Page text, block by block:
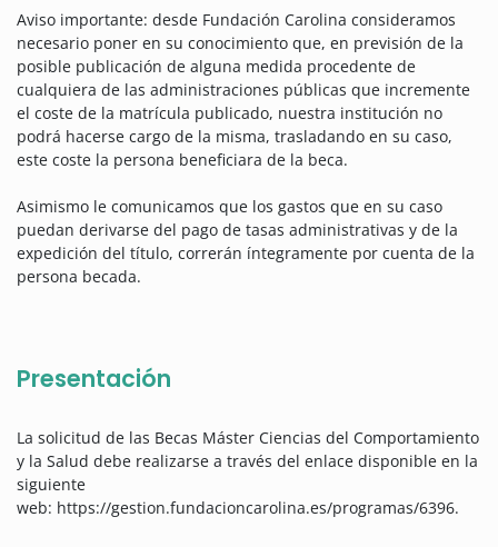
Aviso importante: desde Fundación Carolina consideramos
necesario poner en su conocimiento que, en previsión de la
posible publicación de alguna medida procedente de
cualquiera de las administraciones públicas que incremente
el coste de la matrícula publicado, nuestra institución no
podrá hacerse cargo de la misma, trasladando en su caso,
este coste la persona beneficiara de la beca.
Asimismo le comunicamos que los gastos que en su caso
puedan derivarse del pago de tasas administrativas y de la
expedición del título, correrán íntegramente por cuenta de la
persona becada.
Presentación
La solicitud de las Becas Máster Ciencias del Comportamiento
y la Salud debe realizarse a través del enlace disponible en la
siguiente
web: https://gestion.fundacioncarolina.es/programas/6396.